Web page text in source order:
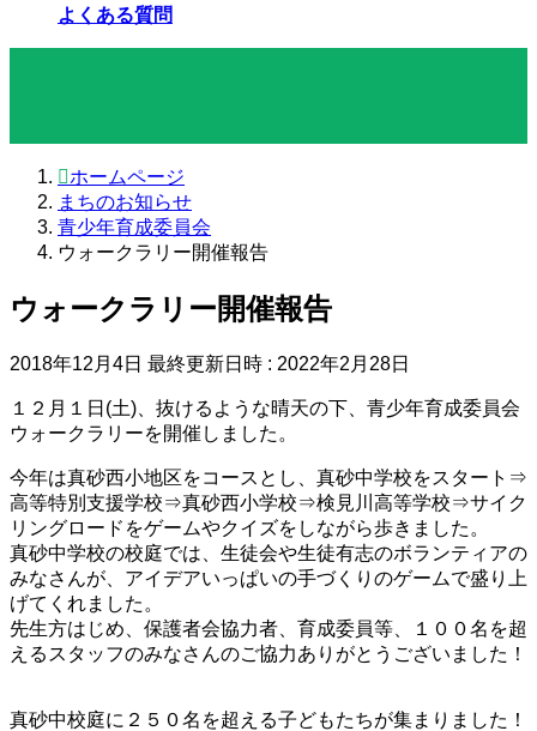
よくある質問
ホームページ
まちのお知らせ
青少年育成委員会
ウォークラリー開催報告
ウォークラリー開催報告
2018年12月4日 最終更新日時 : 2022年2月28日
１２月１日(土)、抜けるような晴天の下、青少年育成委員会
ウォークラリーを開催しました。
今年は真砂西小地区をコースとし、真砂中学校をスタート⇒
高等特別支援学校⇒真砂西小学校⇒検見川高等学校⇒サイク
リングロードをゲームやクイズをしながら歩きました。
真砂中学校の校庭では、生徒会や生徒有志のボランティアの
みなさんが、アイデアいっぱいの手づくりのゲームで盛り上
げてくれました。
先生方はじめ、保護者会協力者、育成委員等、１００名を超
えるスタッフのみなさんのご協力ありがとうございました！
真砂中校庭に２５０名を超える子どもたちが集まりました！